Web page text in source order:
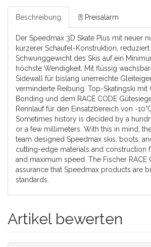
Beschreibung [!] Preisalarm
Der Speedmax 3D Skate Plus mit neuer
kürzerer Schaufel-Konstruktion, reduziert
Schwunggewicht des Skis auf ein
höchste Wendigkeit. Mit flüssig
Sidewall für bislang unerreichte
verminderte Reibung. Top-Skatingski mit
Bonding und dem RACE CODE
Rennlauf für den Einsatzbereich von -
Sometimes history is decided by a
or a few millimeters. With this in mind,
team designed Speedmax skis, boots,
cutting-edge materials and construction
and maximum speed. The Fischer RACE
assurance that Speedmax products are
standards.
Artikel bewerten